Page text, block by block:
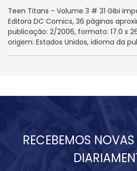
Teen Titans - Volume 3 # 31 Gibi
Editora DC Comics, 36 páginas
publicação: 2/2006, formato: 17.0 x
origem: Estados Unidos, idioma da
RECEBEMOS